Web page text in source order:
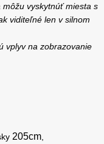
vyskytnúť miesta s
viditeľné len v silnom
vplyv na zobrazovanie
205cm